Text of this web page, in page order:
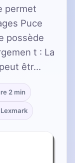
permet
Puce
possède
t : La
êtr…
2 min